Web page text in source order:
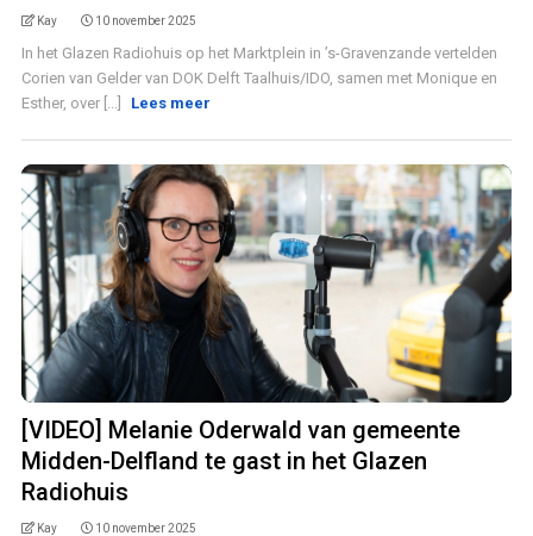
Kay 10 november 2025
In het Glazen Radiohuis op het Marktplein in ’s-Gravenzande vertelden
Corien van Gelder van DOK Delft Taalhuis/IDO, samen met Monique en
Esther, over [...]
Lees meer
[VIDEO] Melanie Oderwald van gemeente
Midden-Delfland te gast in het Glazen
Radiohuis
Kay 10 november 2025